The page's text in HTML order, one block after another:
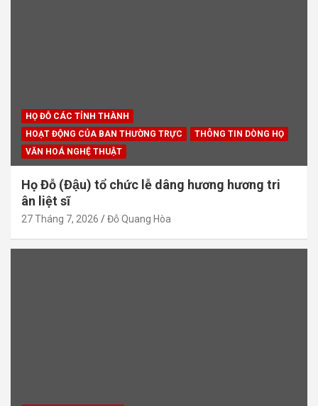
HỌ ĐỖ CÁC TỈNH THÀNH
HOẠT ĐỘNG CỦA BAN THƯỜNG TRỰC
THÔNG TIN DÒNG HỌ
VĂN HOÁ NGHỆ THUẬT
Họ Đỗ (Đậu) tổ chức lễ dâng hương hương tri
ân liệt sĩ
27 Tháng 7, 2026 Đỗ Quang Hòa